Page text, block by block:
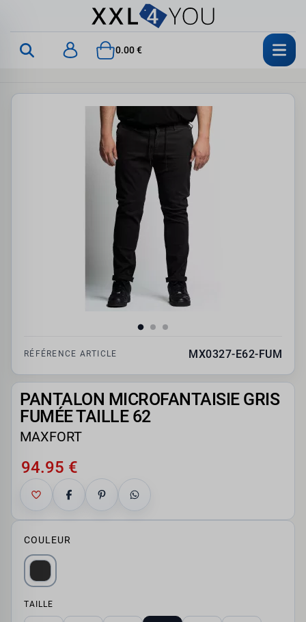
0.00 €
RÉFÉRENCE ARTICLE MX0327-E62-FUM
PANTALON MICROFANTAISIE GRIS
FUMÉE TAILLE 62
MAXFORT
94.95 €
COULEUR
TAILLE